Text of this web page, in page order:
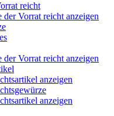
reicht
der Vorrat reicht anzeigen
der Vorrat reicht anzeigen
anzeigen
anzeigen